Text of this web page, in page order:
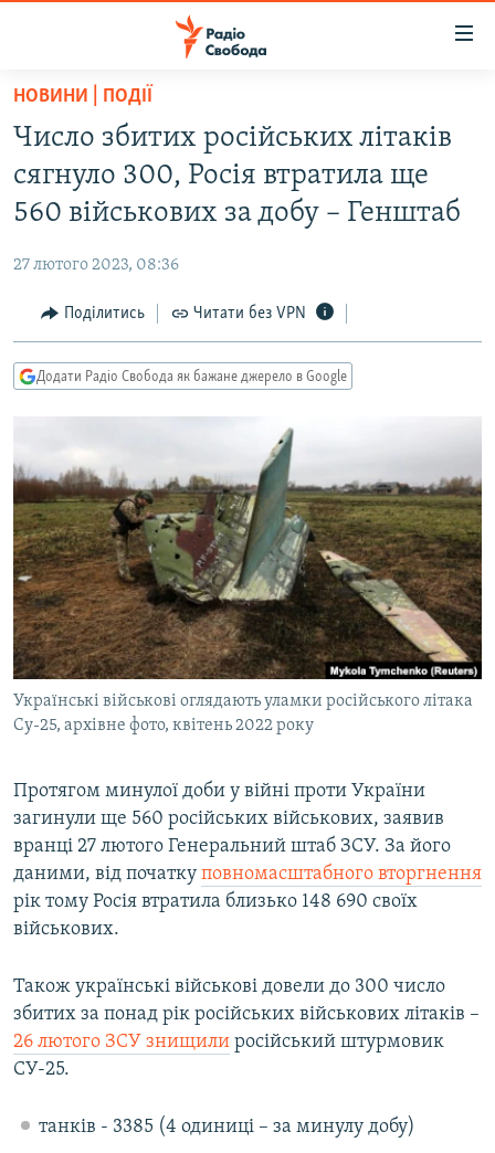
Перейти
основного
матеріалу
Перейти
до
основної
Перейти
до
пошуку
РАДІО СВОБОДА – 70 РОКІВ
СТАТТІ
СУСПІЛЬСТВО
СВІТ
РОСІЙСЬКА «ФІЛЬТРАЦІЯ»
ДОНБАС.РЕАЛІЇ
ТИ ЯК?
ПРИАЗОВ’Я
КИТАЙ.ВИКЛИКИ
МУЛЬТИМЕДІА
ФОТО
СПЕЦПРОЄКТИ
ПОДКАСТИ
КРИМ РЕАЛІЇ
УКР
КТАТ
ДОЛУЧАЙСЯ!
Усі сайти RFE/RL
НОВИНИ | ПОДІЇ
Число збитих російських літаків
сягнуло 300, Росія втратила ще
560 військових за добу – Генштаб
27 лютого 2023, 08:36
Поділитись Читати без VPN
Додати Радіо Свобода як бажане джерело в Google
Українські військові оглядають уламки російського літака
Су-25, архівне фото, квітень 2022 року
Протягом минулої доби у війні проти України
загинули ще 560 російських військових, заявив
вранці 27 лютого Генеральний штаб ЗСУ. За його
даними, від початку повномасштабного вторгнення
рік тому Росія втратила близько 148 690 своїх
військових.
Також українські військові довели до 300 число
збитих за понад рік російських військових літаків –
26 лютого ЗСУ знищили російський штурмовик
СУ-25.
танків - 3385 (4 одиниці – за минулу добу)